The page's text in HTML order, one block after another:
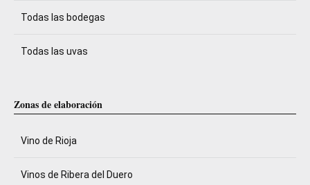
Todas las bodegas
Todas las uvas
Zonas de elaboración
Vino de Rioja
Vinos de Ribera del Duero